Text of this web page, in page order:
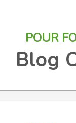
navigationPOUR
Blog